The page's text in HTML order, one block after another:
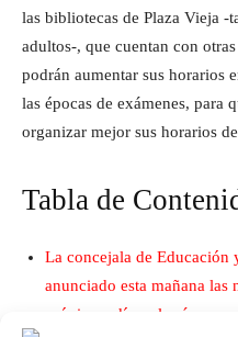
las bibliotecas de Plaza Vieja
adultos-, que cuentan con
podrán aumentar sus horarios
las épocas de exámenes, para
organizar mejor sus horarios
Tabla de
La concejala de Educación
anunciado esta mañana las
próximos días a las áreas y